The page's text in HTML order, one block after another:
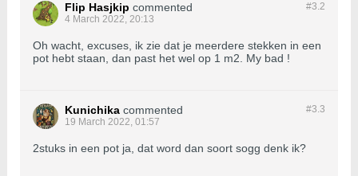
#3.2
Flip Hasjkip commented
4 March 2022, 20:13
Oh wacht, excuses, ik zie dat je meerdere stekken in een
pot hebt staan, dan past het wel op 1 m2. My bad !
#3.3
Kunichika commented
19 March 2022, 01:57
2stuks in een pot ja, dat word dan soort sogg denk ik?